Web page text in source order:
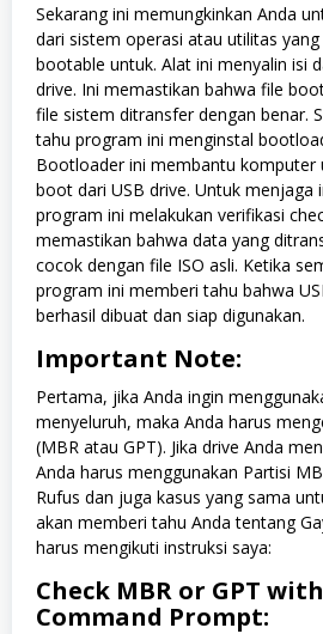
Sekarang ini memungkinkan Anda
dari sistem operasi atau utilitas
bootable untuk. Alat ini menyalin isi
drive. Ini memastikan bahwa file
file sistem ditransfer dengan benar.
tahu program ini menginstal
Bootloader ini membantu komputer
boot dari USB drive. Untuk menjaga
program ini melakukan verifikasi
memastikan bahwa data yang
cocok dengan file ISO asli. Ketika
program ini memberi tahu bahwa
berhasil dibuat dan siap digunakan.
Important Note:
Pertama, jika Anda ingin
menyeluruh, maka Anda harus
(MBR atau GPT). Jika drive Anda
Anda harus menggunakan Partisi
Rufus dan juga kasus yang sama
akan memberi tahu Anda tentang
harus mengikuti instruksi saya:
Check MBR or GPT
Command Prompt: